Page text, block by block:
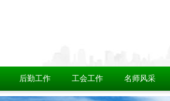
后勤工作 工会工作 名师风采